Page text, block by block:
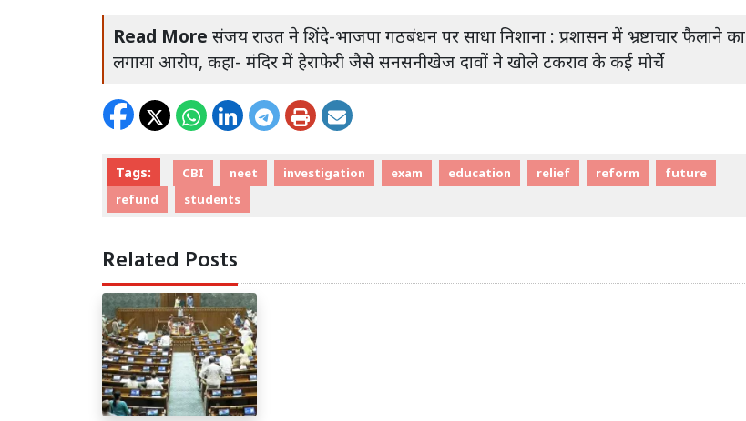
Read More संजय राउत ने शिंदे-भाजपा गठबंधन पर साधा निशाना : प्रशासन में भ्रष्टाचार फैलाने का
लगाया आरोप, कहा- मंदिर में हेराफेरी जैसे सनसनीखेज दावों ने खोले टकराव के कई मोर्चे
Tags: CBI neet investigation exam education relief reform
future
refund
students
Related Posts